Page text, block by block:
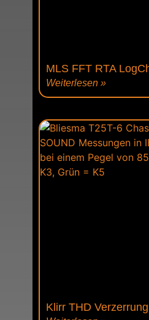
MLS FFT RTA
Weiterlesen »
Klirr THD